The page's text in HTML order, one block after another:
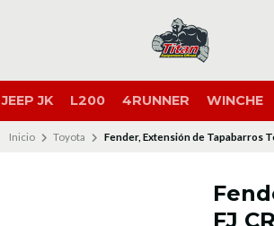
JEEP JK L200 4RUNNER WINCHE
Inicio Toyota Fender, Extensión de Tapabarros
FJ